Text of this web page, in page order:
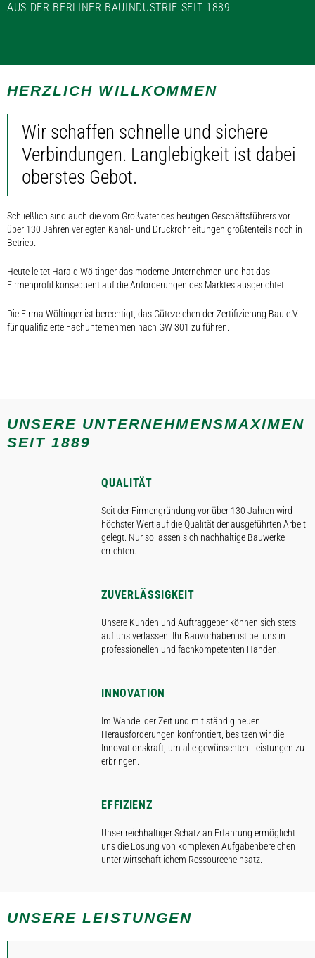
AUS DER BERLINER BAUINDUSTRIE SEIT 1889
HERZLICH WILLKOMMEN
Wir schaffen schnelle und sichere
Verbindungen. Langlebigkeit ist dabei
oberstes Gebot.
Schließlich sind auch die vom Großvater des heutigen Geschäftsführers vor
über 130 Jahren verlegten Kanal- und Druckrohrleitungen größtenteils noch in
Betrieb.
Heute leitet Harald Wöltinger das moderne Unternehmen und hat das
Firmenprofil konsequent auf die Anforderungen des Marktes ausgerichtet.
Die Firma Wöltinger ist berechtigt, das Gütezeichen der Zertifizierung Bau e.V.
für qualifizierte Fachunternehmen nach GW 301 zu führen.
UNSERE UNTERNEHMENSMAXIMEN
SEIT 1889
QUALITÄT
Seit der Firmengründung vor über 130 Jahren wird
höchster Wert auf die Qualität der ausgeführten Arbeit
gelegt. Nur so lassen sich nachhaltige Bauwerke
errichten.
ZUVERLÄSSIGKEIT
Unsere Kunden und Auftraggeber können sich stets
auf uns verlassen. Ihr Bauvorhaben ist bei uns in
professionellen und fachkompetenten Händen.
INNOVATION
Im Wandel der Zeit und mit ständig neuen
Herausforderungen konfrontiert, besitzen wir die
Innovationskraft, um alle gewünschten Leistungen zu
erbringen.
EFFIZIENZ
Unser reichhaltiger Schatz an Erfahrung ermöglicht
uns die Lösung von komplexen Aufgabenbereichen
unter wirtschaftlichem Ressourceneinsatz.
UNSERE LEISTUNGEN